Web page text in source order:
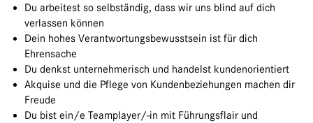
Du arbeitest so selbständig, dass wir uns blind auf dich
verlassen können
Dein hohes Verantwortungsbewusstsein ist für dich
Ehrensache
Du denkst unternehmerisch und handelst kundenorientiert
Akquise und die Pflege von Kundenbeziehungen machen dir
Freude
Du bist ein/e Teamplayer/-in mit Führungsflair und